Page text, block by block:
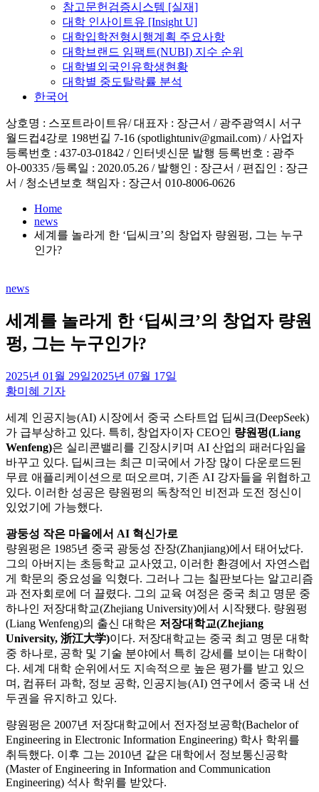
참고문헌검증시스템 [실재]
대학 인사이트유 [Insight U]
대학입학전형시행계획 주요사항
대학브랜드 임팩트(NUBI) 지수 순위
대학별외국인유학생현황
대학별 중도탈락률 분석
한국어
상호명 : 스포트라이트유/ 대표자 : 장근서 / 광주광역시 서구
월드컵4강로 198번길 7-16 (spotlightuniv@gmail.com) / 사업자
등록번호 : 437-03-01842 / 인터넷신문 발행 등록번호 : 광주
아-00335 /등록일 : 2020.05.26 / 발행인 : 장근서 / 편집인 : 장근
서 / 청소년보호 책임자 : 장근서 010-8006-0626
Home
news
세계를 놀라게 한 ‘딥씨크’의 창업자 량원펑, 그는 누구
인가?
Posted
news
세계를 놀라게 한 ‘딥씨크’의 창업자 량원
펑, 그는 누구인가?
2025년 01월 29일2025년 07월 17일
황미혜 기자
세계 인공지능(AI) 시장에서 중국 스타트업 딥씨크(DeepSeek)
가 급부상하고 있다. 특히, 창업자이자 CEO인 량원펑(Liang
Wenfeng)은 실리콘밸리를 긴장시키며 AI 산업의 패러다임을
바꾸고 있다. 딥씨크는 최근 미국에서 가장 많이 다운로드된
무료 애플리케이션으로 떠오르며, 기존 AI 강자들을 위협하고
있다. 이러한 성공은 량원펑의 독창적인 비전과 도전 정신이
있었기에 가능했다.
광둥성 작은 마을에서 AI 혁신가로
량원펑은 1985년 중국 광둥성 잔장(Zhanjiang)에서 태어났다.
그의 아버지는 초등학교 교사였고, 이러한 환경에서 자연스럽
게 학문의 중요성을 익혔다. 그러나 그는 칠판보다는 알고리즘
과 전자회로에 더 끌렸다. 그의 교육 여정은 중국 최고 명문 중
하나인 저장대학교(Zhejiang University)에서 시작됐다. 량원펑
(Liang Wenfeng)의 출신 대학은 저장대학교(Zhejiang
University, 浙江大学)이다. 저장대학교는 중국 최고 명문 대학
중 하나로, 공학 및 기술 분야에서 특히 강세를 보이는 대학이
다. 세계 대학 순위에서도 지속적으로 높은 평가를 받고 있으
며, 컴퓨터 과학, 정보 공학, 인공지능(AI) 연구에서 중국 내 선
두권을 유지하고 있다.
량원펑은 2007년 저장대학교에서 전자정보공학(Bachelor of
Engineering in Electronic Information Engineering) 학사 학위를
취득했다. 이후 그는 2010년 같은 대학에서 정보통신공학
(Master of Engineering in Information and Communication
Engineering) 석사 학위를 받았다.